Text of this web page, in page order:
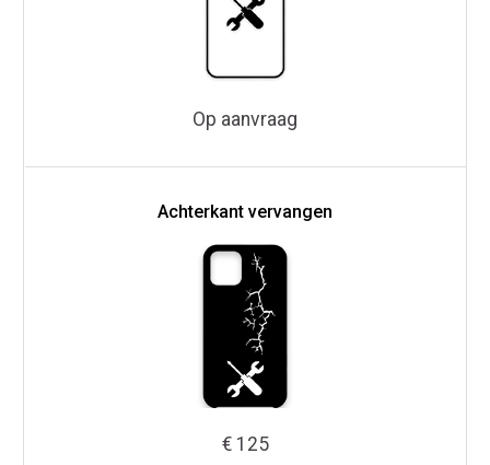
Op aanvraag
Achterkant vervangen
€ 125